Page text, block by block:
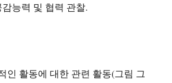
능력 및 협력 관찰.
인 활동에 대한 관련 활동(그림 그